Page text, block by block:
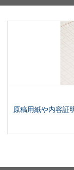
原稿用紙や内容証